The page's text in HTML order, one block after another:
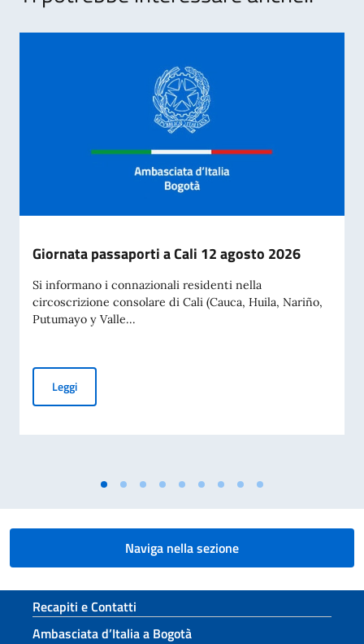
Giornata passaporti a Cali 12 agosto 2026
Si informano i connazionali residenti nella
circoscrizione consolare di Cali (Cauca, Huila, Nariño,
Putumayo y Valle...
LeggiGiornata passaporti a Cali 12 agosto 2026
Naviga nella sezione
Sezione footer
Recapiti e Contatti
Ambasciata d’Italia a Bogotà